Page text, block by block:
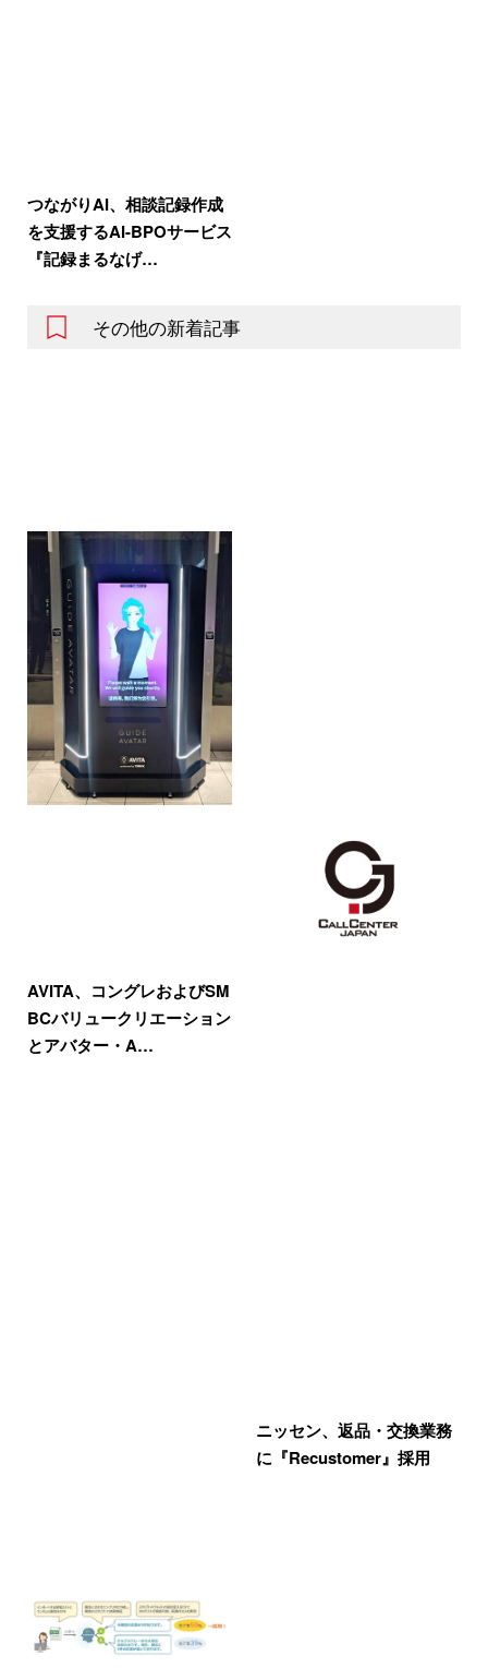
つながりAI、相談記録作成
を支援するAI-BPOサービス
『記録まるなげ…
その他の新着記事
AVITA、コングレおよびSM
BCバリュークリエーション
とアバター・A…
ニッセン、返品・交換業務
に『Recustomer』採用